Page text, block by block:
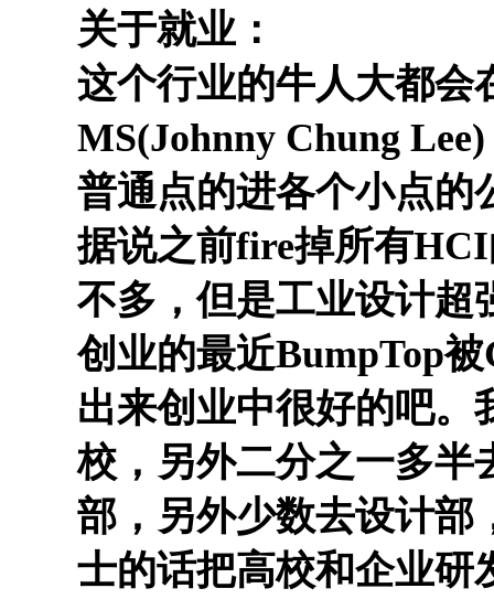
关于就业：
这个行业的牛人大都会
MS(Johnny Chung
普通点的进各个小点的
据说之前fire掉所有
不多，但是工业设计超
创业的最近BumpTop
出来创业中很好的吧
校，另外二分之一多半
部，另外少数去设计
士的话把高校和企业研